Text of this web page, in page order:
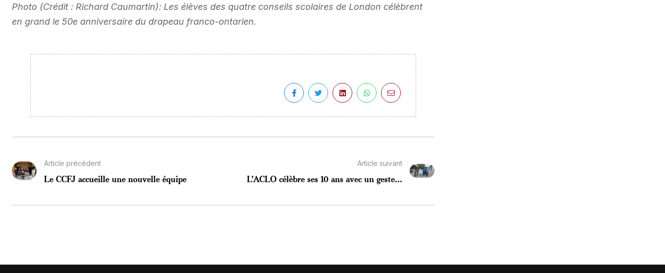
Photo (Crédit : Richard Caumartin): Les élèves des quatre conseils scolaires de London célèbrent
en grand le 50e anniversaire du drapeau franco-ontarien.
Article précédent
Le CCFJ accueille une nouvelle équipe
Article suivant
L’ACLO célèbre ses 10 ans avec un geste...